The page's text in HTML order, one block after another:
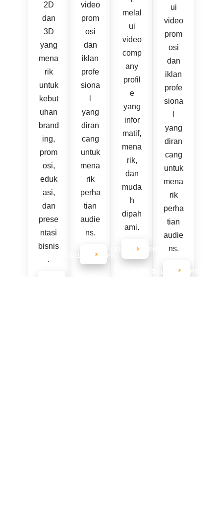
2D
dan
3D
yang
mena
rik
untuk
kebut
uhan
brand
ing,
prom
osi,
eduk
asi,
dan
prese
ntasi
bisnis
.
video
prom
osi
dan
iklan
profe
siona
yang
diran
cang
untuk
mena
rik
perha
tian
audie
ns.
INFO SELENGKAPNYA
melal
ui
video
comp
any
profil
e
yang
infor
matif,
mena
rik,
dan
muda
h
dipah
ami.
INFO SELENGKAPNYA
ui
video
prom
osi
dan
iklan
profe
siona
yang
diran
cang
untuk
mena
rik
perha
tian
audie
ns.
INFO SELENGKAPNYA